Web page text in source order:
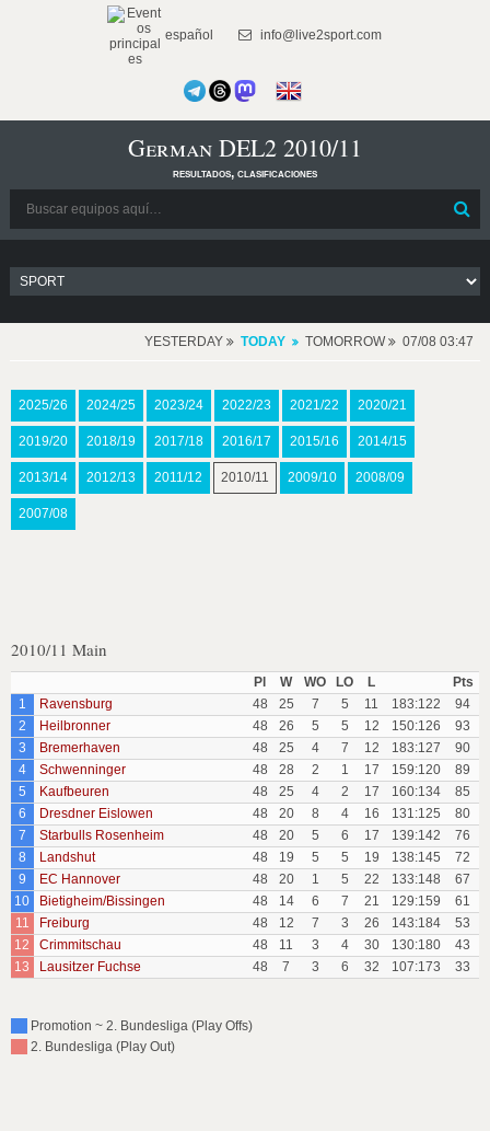
español info@live2sport.com
German DEL2 2010/11
resultados, clasificaciones
YESTERDAY TODAY TOMORROW 07/08 03:47
2025/26 2024/25 2023/24 2022/23 2021/22 2020/21
2019/20 2018/19 2017/18 2016/17 2015/16 2014/15
2013/14 2012/13 2011/12 2010/11 2009/10 2008/09
2007/08
2010/11 Main
Pl W WO LO L
Pts
1
Ravensburg 48 25 7 5 11 183:122
94
2
Heilbronner 48 26 5 5 12 150:126
93
3
Bremerhaven 48 25 4 7 12 183:127
90
4
Schwenninger 48 28 2 1 17 159:120
89
5
Kaufbeuren 48 25 4 2 17 160:134
85
6
Dresdner Eislowen 48 20 8 4 16 131:125
80
7
Starbulls Rosenheim 48 20 5 6 17 139:142
76
8
Landshut 48 19 5 5 19 138:145
72
9
EC Hannover 48 20 1 5 22 133:148
67
10
Bietigheim/Bissingen 48 14 6 7 21 129:159
61
11
Freiburg 48 12 7 3 26 143:184
53
12
Crimmitschau 48 11 3 4 30 130:180
43
13
Lausitzer Fuchse 48 7 3 6 32 107:173 33
Promotion ~ 2. Bundesliga (Play Offs)
2. Bundesliga (Play Out)